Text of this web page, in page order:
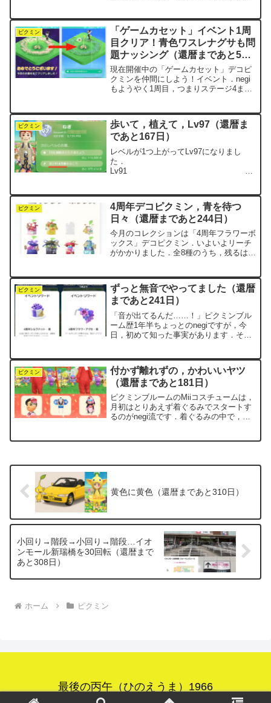
コピクミンを収集中．いま5種類まで揃っ
てて，残りは赤と紫．...
ピクミン
「ゲームカセット」イベント1周
目クリア！青色ワスレナグサも問
題ナッシング（還暦まであと57
日）
現在開催中の「ゲームカセット」デコピ
クミンを仲間にしよう！イベント．negi
もようやく1周目，つまりステージ4まで
な，といったところでしょうか．とはい
え，どこかのステー...
ピクミン
歩いて，植えて，Lv97（還暦ま
であと167日）
レベルが1つ上がってLv97になりまし
た．
Lv91
Lv92 累計
710万歩 2025.10.11達成 花...
ピクミン
4周年デコピクミン，青を待つ
日々（還暦まであと244日）
今月のコレクションは「4周年フラワーボ
ックス」デコピクミン．いよいよリーチ
がかかりました．全8種のうち，残るは青
みに先月の「カラベラ」デコピクミンは
10月9日にコンプ...
ピクミン
ずっと無音でやってました（還暦
まであと241日）
「音が出てるんだ……！」ピクミンブル
ーム歴1年半ちょっとのnegiですが，今
日，初めて知った事実があります．そ
で，全く気づきませんでした．ウォーキ
ング中はたいていAud...
ピクミン
付かず離れずの，かわいいヤツ
（還暦まであと181日）
ピクミンブルームのMiiコスチュームは，
月初はとりあえず着ぐるみでスタートす
るのがnegi流です．着ぐるみの中で，唯
黄色に黄色（還暦まであと310日）
小回り→階段→小回り→階段…イオ
ンモール新瑞橋を30回転（還暦まで
あと308日）
ホーム ピクミン
最後の丙午（ひのえうま）1966